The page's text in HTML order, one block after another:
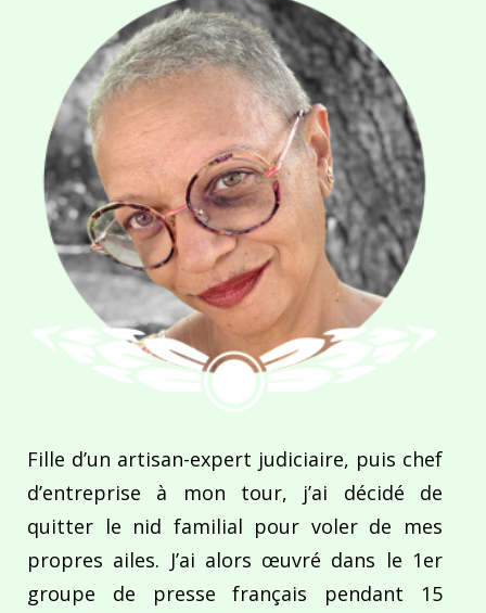
Fille d’un artisan-expert judiciaire, puis chef
d’entreprise à mon tour, j’ai décidé de
quitter le nid familial pour voler de mes
propres ailes. J’ai alors œuvré dans le 1er
groupe de presse français pendant 15